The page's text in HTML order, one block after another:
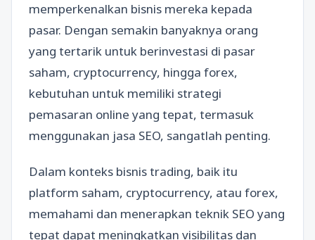
memperkenalkan bisnis mereka kepada
pasar. Dengan semakin banyaknya orang
yang tertarik untuk berinvestasi di pasar
saham, cryptocurrency, hingga forex,
kebutuhan untuk memiliki strategi
pemasaran online yang tepat, termasuk
menggunakan jasa SEO, sangatlah penting.
Dalam konteks bisnis trading, baik itu
platform saham, cryptocurrency, atau forex,
memahami dan menerapkan teknik SEO yang
tepat dapat meningkatkan visibilitas dan